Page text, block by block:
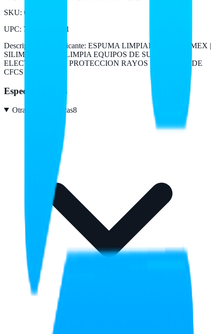
SKU: CN-289
UPC: 750300219611
Descripción del fabricante: ESPUMA LIMPIADORA | SILIMEX |
SILIMPO 454ML | LIMPIA EQUIPOS DE SUPERFICIES
ELECTRONICOS | PROTECCION RAYOS UV | LIBRE DE
CFCS Y HCFCS
Especificaciones
Otras características8